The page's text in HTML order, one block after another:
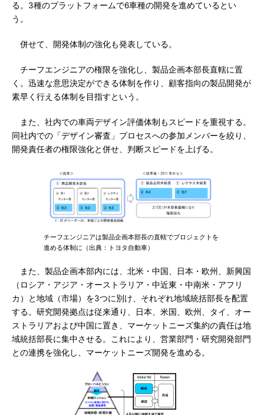
る。3種のプラットフォームで6車種の開発を進めているとい
う。
併せて、開発体制の強化も発表している。
チーフエンジニアの権限を強化し、製品企画本部長直轄に置
く。迅速な意思決定ができる体制を作り、顧客指向の製品開発が
素早く行える体制を目指すという。
また、社内での車両デザイン評価体制もスピードを重視する。
同社内での「デザイン審査」プロセスへの参加メンバーを絞り、
開発責任者の権限強化と併せ、判断スピードを上げる。
チーフエンジニアは製品企画本部長の直轄でプロジェクトを
進める体制に（出典：トヨタ自動車）
また、製品企画本部内には、北米・中国、日本・欧州、新興国
（ロシア・アジア・オーストラリア・中近東・中南米・アフリ
カ）と地域（市場）を3つに別け、それぞれ地域統括部長を配置
する。研究開発拠点は従来通り、日本、米国、欧州、タイ、オー
ストラリアおよび中国に置き、マーケットニーズ集約の責任は地
域統括部長に集中させる。これにより、営業部門・研究開発部門
との連携を強化し、マーケットニーズ開発を進める。